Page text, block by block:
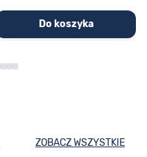
Do koszyka
ZOBACZ WSZYSTKIE